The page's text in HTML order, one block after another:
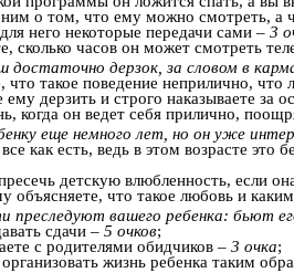
ним о том, что ему можно смотреть, а
него некоторые передачи сами – 3
сколько часов он может смотреть
достаточно дерзок, за словом в
что такое поведение неприлично, что
ему дерзить и строго наказываете за
когда он ведет себя прилично,
еще немного лет, но он уже
как есть, ведь в этом возрасте это
детскую влюбленность, если
объясняете, что такое любовь и
преследуют вашего ребенка: бьют
сдачи – 5 очков;
с родителями обидчиков – 3 очка;
организовать жизнь ребенка таким